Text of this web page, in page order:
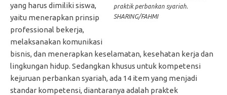
praktik perbankan syariah.
SHARING/FAHMI
yang harus dimiliki siswa,
yaitu menerapkan prinsip
professional bekerja,
melaksanakan komunikasi
bisnis, dan menerapkan keselamatan, kesehatan kerja dan
lingkungan hidup. Sedangkan khusus untuk kompetensi
kejuruan perbankan syariah, ada 14 item yang menjadi
standar kompetensi, diantaranya adalah praktek